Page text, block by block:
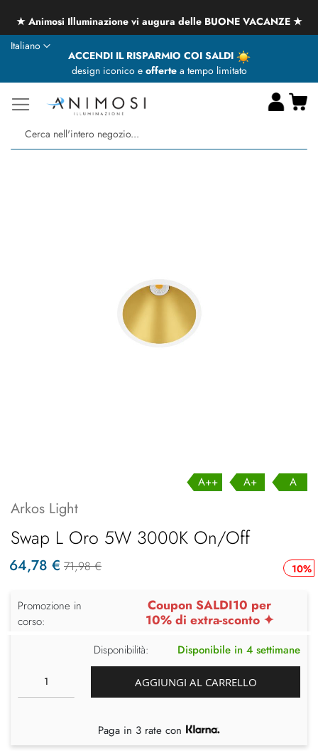
★ Animosi Illuminazione vi augura delle BUONE VACANZE ★
ACCENDI IL RISPARMIO COI SALDI
design iconico e offertea tempo limitato
Lingua
Italiano
A++ A+ A
Arkos Light
Swap L Oro 5W 3000K On/Off
10%
64,78 € 71,98 €
Promozione in
corso:
Coupon SALDI10 per
10% di extra-sconto ✦
Disponibilità: Disponibile in 4 settimane
AGGIUNGI AL CARRELLO
Paga in 3 rate con